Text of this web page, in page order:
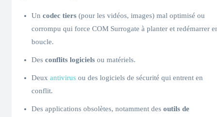
Un codec tiers (pour les vidéos, images) mal optimisé ou
corrompu qui force COM Surrogate à planter et redémarrer
boucle.
Des conflits logiciels ou matériels.
Deux antivirus ou des logiciels de sécurité qui entrent en
conflit.
Des applications obsolètes, notamment des outils de